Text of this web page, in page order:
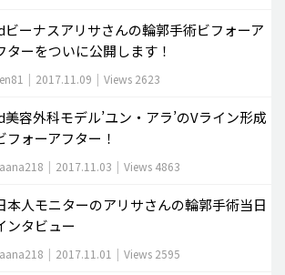
ビーナスアリサさんの輪郭手術ビフォーア
ターをついに公開します！
| 2017.11.09 | Views 2623
美容外科モデル’ユン・アラ’のVライン形成
フォーアフター！
| 2017.11.03 | Views 4863
本人モニターのアリサさんの輪郭手術当日
ンタビュー
| 2017.11.01 | Views 2595